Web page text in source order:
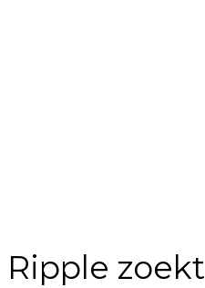
Ripple zoekt